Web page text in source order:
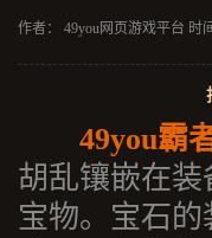
作者： 49you网页游戏平台 时
49you霸
胡乱镶嵌在
宝物。宝石